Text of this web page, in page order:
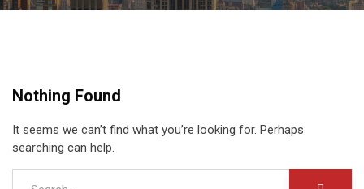
Nothing Found
It seems we can’t find what you’re looking for. Perhaps
searching can help.